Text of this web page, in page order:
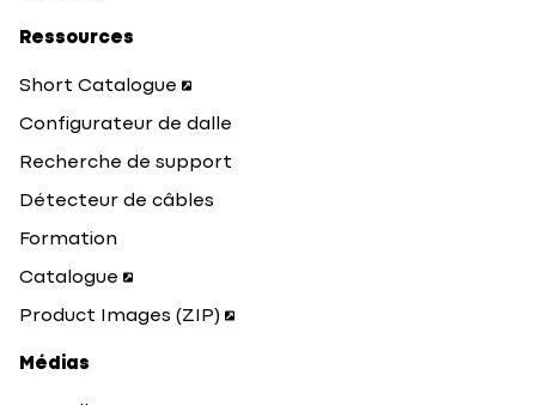
Ressources
Short Catalogue
Configurateur de dalle
Recherche de support
Détecteur de câbles
Formation
Catalogue
Product Images (ZIP)
Médias